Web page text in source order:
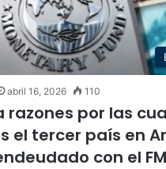
abril 16, 2026 110
razones por las
el tercer país en
con el